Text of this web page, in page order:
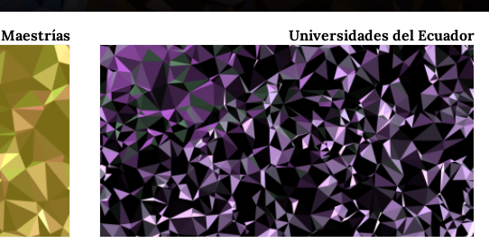
Maestrías Universidades del Ecuador